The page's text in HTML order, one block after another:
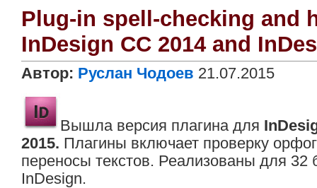
Plug-in spell-checking and
InDesign CC 2014 and
Автор: Руслан Чодоев 21.07.2015
Вышла версия плагина для
2015. Плагины включает проверку
переносы текстов. Реализованы для 32
InDesign.